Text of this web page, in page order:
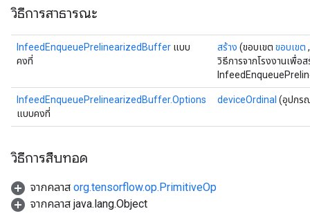
วิธีการสาธารณะ
InfeedEnqueuePrelinearizedBuffer แบบ
คงที่
สร้าง (ขอบเขต ขอบเขต
วิธีการจากโรงงานเพื่อ
InfeedEnqueuePrelinearizedBuffer.Options
แบบคงที่
deviceOrdinal (อุปกร
วิธีการสืบทอด
จากคลาส org.tensorflow.op.PrimitiveOp
จากคลาส java.lang.Object